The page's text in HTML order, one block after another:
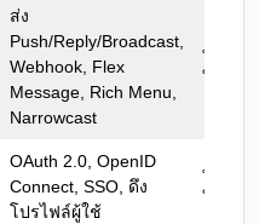
ส่ง
Push/Reply/Broadcast,
Webhook, Flex
Message, Rich Menu,
Narrowcast
พร้อม
ใช้งาน
OAuth 2.0, OpenID
Connect, SSO, ดึง
โปรไฟล์ผู้ใช้
พร้อม
ใช้งาน